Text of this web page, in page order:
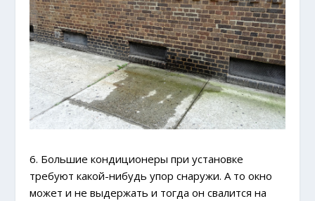
6. Большие кондиционеры при установке
требуют какой-нибудь упор снаружи. А то окно
может и не выдержать и тогда он свалится на